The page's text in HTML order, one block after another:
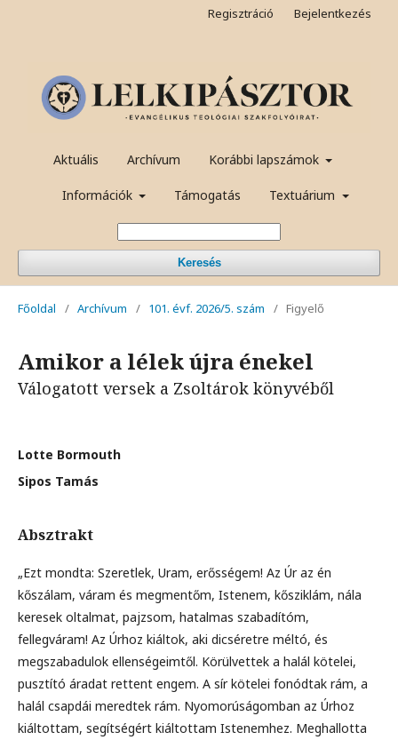
Aktuális Archívum Korábbi lapszámok
Információk Támogatás Textuárium
Keresés
Regisztráció Bejelentkezés
Főoldal / Archívum / 101. évf. 2026/5. szám / Figyelő
Amikor a lélek újra énekel
Válogatott versek a Zsoltárok könyvéből
Lotte Bormouth
Sipos Tamás
Absztrakt
„Ezt mondta: Szeretlek, Uram, erősségem! Az Úr az én
kőszálam, váram és megmentőm, Istenem, kősziklám, nála
keresek oltalmat, pajzsom, hatalmas szabadítóm,
fellegváram! Az Úrhoz kiáltok, aki dicséretre méltó, és
megszabadulok ellenségeimtől. Körülvettek a halál kötelei,
pusztító áradat rettent engem. A sír kötelei fonódtak rám, a
halál csapdái meredtek rám. Nyomorúságomban az Úrhoz
kiáltottam, segítségért kiáltottam Istenemhez. Meghallotta